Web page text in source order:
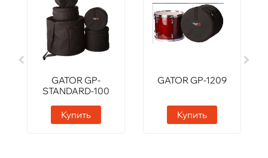
GATOR GP-
STANDARD-100
Купить
GATOR GP-1209
Купить